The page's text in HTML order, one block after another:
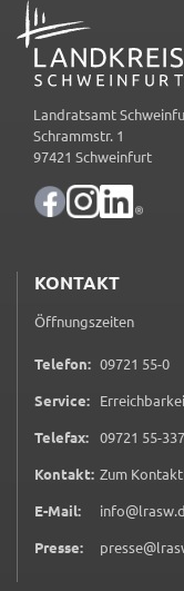
ADRESSE
Landratsamt
Schrammstr. 1
97421 Schweinfurt
KONTAKT
Öffnungszeiten
Telefon: 09721 55-00
Service:
Telefax: 09721 55-337
Kontakt: Zum
E-Mail:
Presse:
Session
Name:
accessibility
Anbieter:
Landratsamt
Kontrast und
Cookie Laufzeit:
Session
EXTERNE
Wir weisen
Daten bei
Schweinfurt